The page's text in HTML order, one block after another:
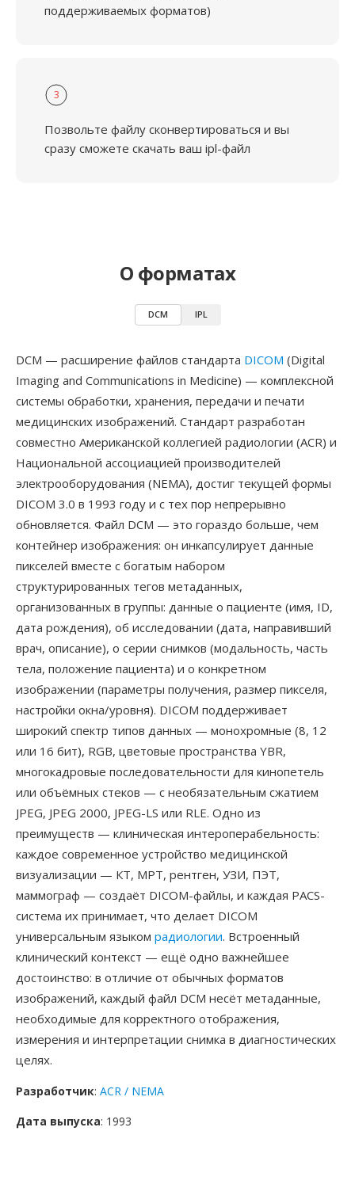
поддерживаемых форматов)
3
Позвольте файлу сконвертироваться и вы
сразу сможете скачать ваш ipl-файл
О форматах
DCM IPL
DCM — расширение файлов стандарта DICOM (Digital
Imaging and Communications in Medicine) — комплексной
системы обработки, хранения, передачи и печати
медицинских изображений. Стандарт разработан
совместно Американской коллегией радиологии (ACR) и
Национальной ассоциацией производителей
электрооборудования (NEMA), достиг текущей формы
DICOM 3.0 в 1993 году и с тех пор непрерывно
обновляется. Файл DCM — это гораздо больше, чем
контейнер изображения: он инкапсулирует данные
пикселей вместе с богатым набором
структурированных тегов метаданных,
организованных в группы: данные о пациенте (имя, ID,
дата рождения), об исследовании (дата, направивший
врач, описание), о серии снимков (модальность, часть
тела, положение пациента) и о конкретном
изображении (параметры получения, размер пикселя,
настройки окна/уровня). DICOM поддерживает
широкий спектр типов данных — монохромные (8, 12
или 16 бит), RGB, цветовые пространства YBR,
многокадровые последовательности для кинопетель
или объёмных стеков — с необязательным сжатием
JPEG, JPEG 2000, JPEG-LS или RLE. Одно из
преимуществ — клиническая интероперабельность:
каждое современное устройство медицинской
визуализации — КТ, МРТ, рентген, УЗИ, ПЭТ,
маммограф — создаёт DICOM-файлы, и каждая PACS-
система их принимает, что делает DICOM
универсальным языком радиологии. Встроенный
клинический контекст — ещё одно важнейшее
достоинство: в отличие от обычных форматов
изображений, каждый файл DCM несёт метаданные,
необходимые для корректного отображения,
измерения и интерпретации снимка в диагностических
целях.
Разработчик: ACR / NEMA
Дата выпуска: 1993